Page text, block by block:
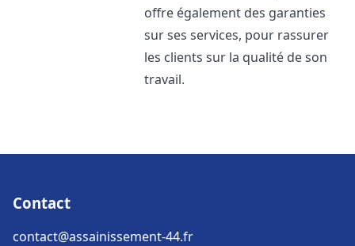
offre également des garanties
sur ses services, pour rassurer
les clients sur la qualité de son
travail.
Contact
contact@assainissement-44.fr